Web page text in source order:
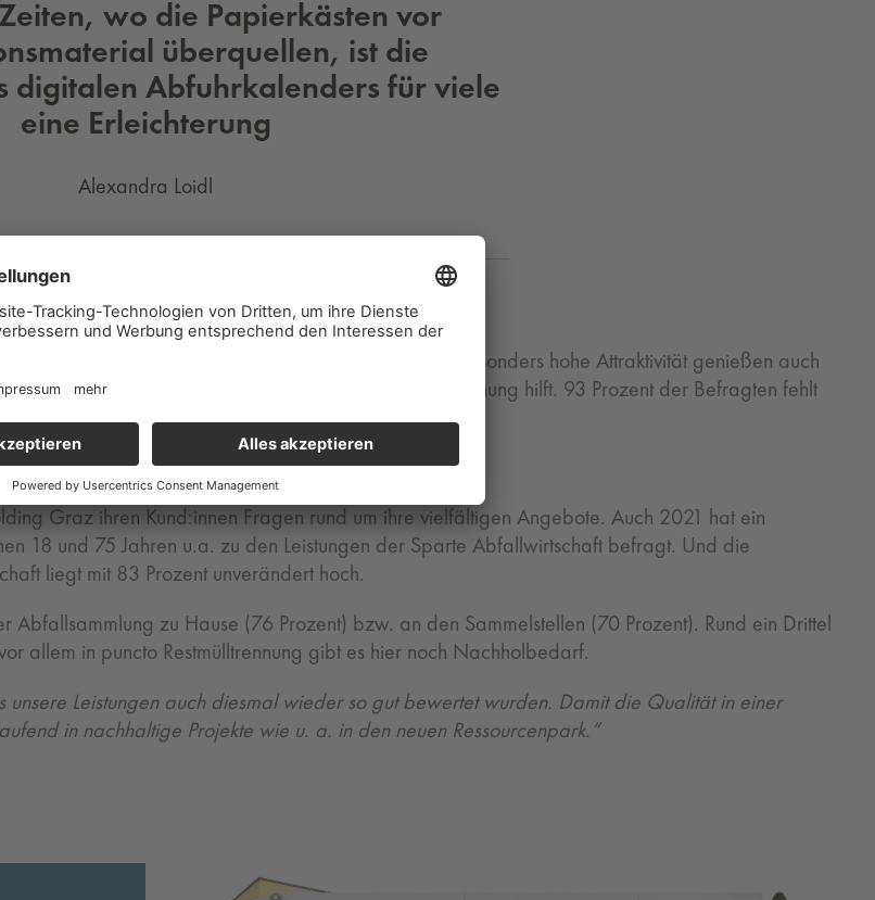
wo die Papierkästen vor
überquellen, ist die
digitalen Abfuhrkalenders für viele
eine Erleichterung
Alexandra Loidl
75 Prozent der Befragten als (sehr) attraktiv. Besonders hohe Attraktivität genießen auch
ABC“ (75 Prozent), das bei der richtigen Abfalltrennung hilft. 93 Prozent der Befragten fehlt
Bereich Abfallwirtschaft
Graz ihren Kund:innen Fragen rund um ihre vielfältigen Angebote. Auch 2021 hat ein
18 und 75 Jahren u.a. zu den Leistungen der Sparte Abfallwirtschaft befragt. Und die
liegt mit 83 Prozent unverändert hoch.
zu Hause (76 Prozent) bzw. an den Sammelstellen (70 Prozent). Rund ein Drittel
allem in puncto Restmülltrennung gibt es hier noch Nachholbedarf.
unsere Leistungen auch diesmal wieder so gut bewertet wurden. Damit die Qualität in einer
in nachhaltige Projekte wie u. a. in den neuen Ressourcenpark.“